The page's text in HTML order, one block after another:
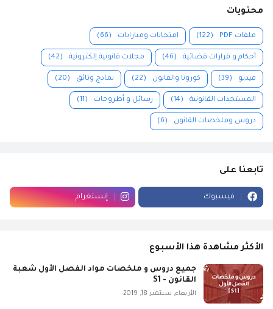
محتويات
ملفات PDF (122) امتحانات ومبارايات (66)
أحكام و قرارات قضائية (46) مجلات قانونية إلكترونية (42)
فيديو (39) كورونا والقانون (22) نماذج وثائق (20)
المستجدات القانونية (14) رسائل و أطروحات (11)
دروس وملخصات القانون (6)
تابعنا على
فيسبوك إنستغرام
الأكثر مشاهدة هذا الأسبوع
جميع دروس و ملخصات مواد الفصل الأول شعبة
القانون - S1
الأربعاء, سبتمبر 18, 2019